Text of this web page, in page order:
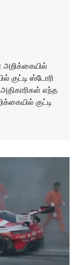
அறிக்கையில்
குட்டி ஸ்டோரி
எந்த
குட்டி